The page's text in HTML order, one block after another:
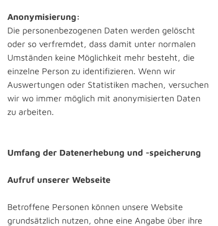
Anonymisierung:
Die personenbezogenen Daten werden gelöscht
oder so verfremdet, dass damit unter normalen
Umständen keine Möglichkeit mehr besteht, die
einzelne Person zu identifizieren. Wenn wir
Auswertungen oder Statistiken machen, versuchen
wir wo immer möglich mit anonymisierten Daten
zu arbeiten.
Umfang der Datenerhebung und -speicherung
Aufruf unserer Webseite
Betroffene Personen können unsere Website
grundsätzlich nutzen, ohne eine Angabe über ihre